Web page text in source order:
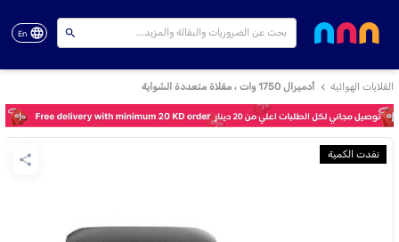
En
القلايات الهوائية أدميرال 1750 وات ، مقلاة متعددة الشواية
نفدت الكمية